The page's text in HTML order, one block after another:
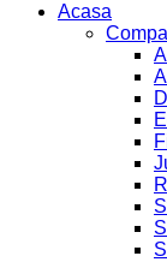
Acasa